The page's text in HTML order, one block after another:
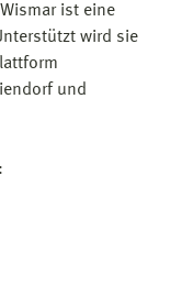
ist eine
wird sie
und